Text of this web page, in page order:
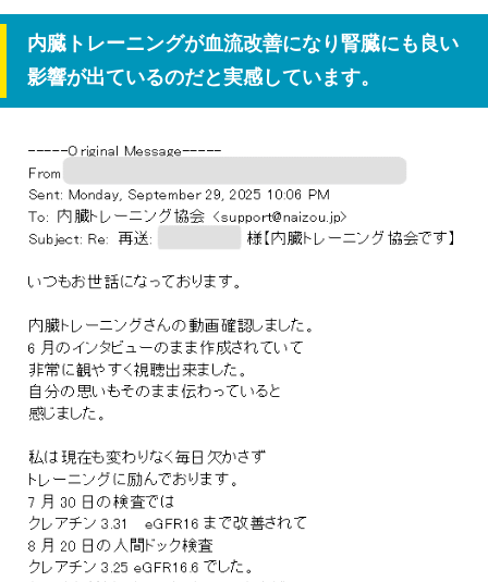
内臓トレーニングが血流改善になり腎臓にも良い
影響が出ているのだと実感しています。